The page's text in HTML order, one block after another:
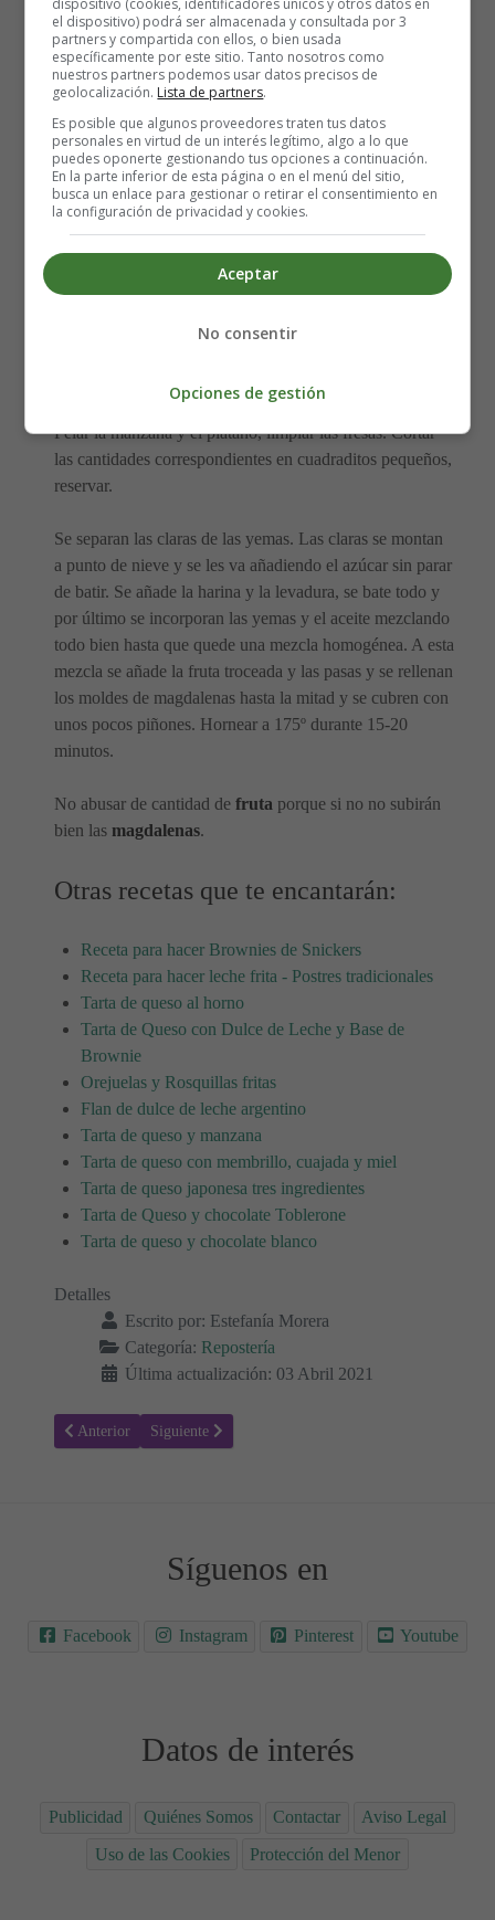
1 sobre de levadura
4 cucharadas soperas depiñones
3 cucharadas soperas de aceite de oliva virgen
Elaboración de las Magdalenas de
Pelar la manzana y el plátano, limpiar las fresas. Cortar
las cantidades correspondientes en cuadraditos pequeños,
reservar.
Se separan las claras de las yemas. Las claras se montan
a punto de nieve y se les va añadiendo el azúcar sin parar
de batir. Se añade la harina y la levadura, se bate todo y
por último se incorporan las yemas y el aceite mezclando
todo bien hasta que quede una mezcla homogénea. A esta
mezcla se añade la fruta troceada y las pasas y se rellenan
los moldes de magdalenas hasta la mitad y se cubren con
unos pocos piñones. Hornear a 175º durante 15-20
minutos.
No abusar de cantidad de fruta porque si no no subirán
bien las magdalenas.
Otras recetas que te encantarán:
Receta para hacer Brownies de Snickers
Receta para hacer leche frita - Postres tradicionales
Tarta de queso al horno
Tarta de Queso con Dulce de Leche y Base de
Brownie
Orejuelas y Rosquillas fritas
Flan de dulce de leche argentino
Tarta de queso y manzana
Tarta de queso con membrillo, cuajada y miel
Tarta de queso japonesa tres ingredientes
Tarta de Queso y chocolate Toblerone
Tarta de queso y chocolate blanco
Detalles
Escrito por: Estefanía Morera
Categoría: Repostería
Última actualización: 03 Abril 2021
Artículo anterior: Receta para hacer Crepes de frutas y chocolate
Anterior Artículo siguiente: Receta para hacer Brownie en 5
Siguiente
Síguenos en
Facebook Instagram Pinterest Youtube
Datos de interés
Publicidad Quiénes Somos Contactar
Aviso Legal
Uso de las Cookies
Protección del Menor
el dispositivo) podrá ser almacenada y consultada por 3
partners y compartida con ellos, o bien usada
específicamente por este sitio. Tanto nosotros como
nuestros partners podemos usar datos precisos de
geolocalización. Lista de partners.
Es posible que algunos proveedores traten tus datos
personales en virtud de un interés legítimo, algo a lo que
puedes oponerte gestionando tus opciones a continuación.
En la parte inferior de esta página o en el menú del sitio,
busca un enlace para gestionar o retirar el consentimiento en
la configuración de privacidad y cookies.
Aceptar
No consentir
Opciones de gestión